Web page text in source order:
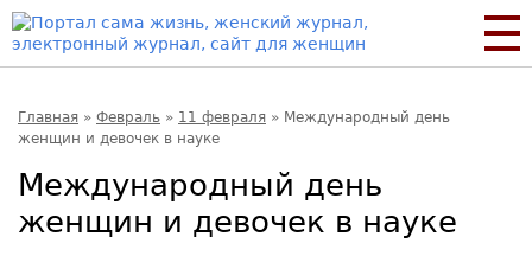
Главная » Февраль » 11 февраля » Международный день
женщин и девочек в науке
Международный день
женщин и девочек в науке